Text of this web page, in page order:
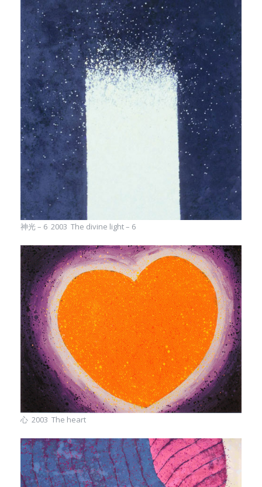
神光 – 6 2003 The divine light – 6
心 2003 The heart